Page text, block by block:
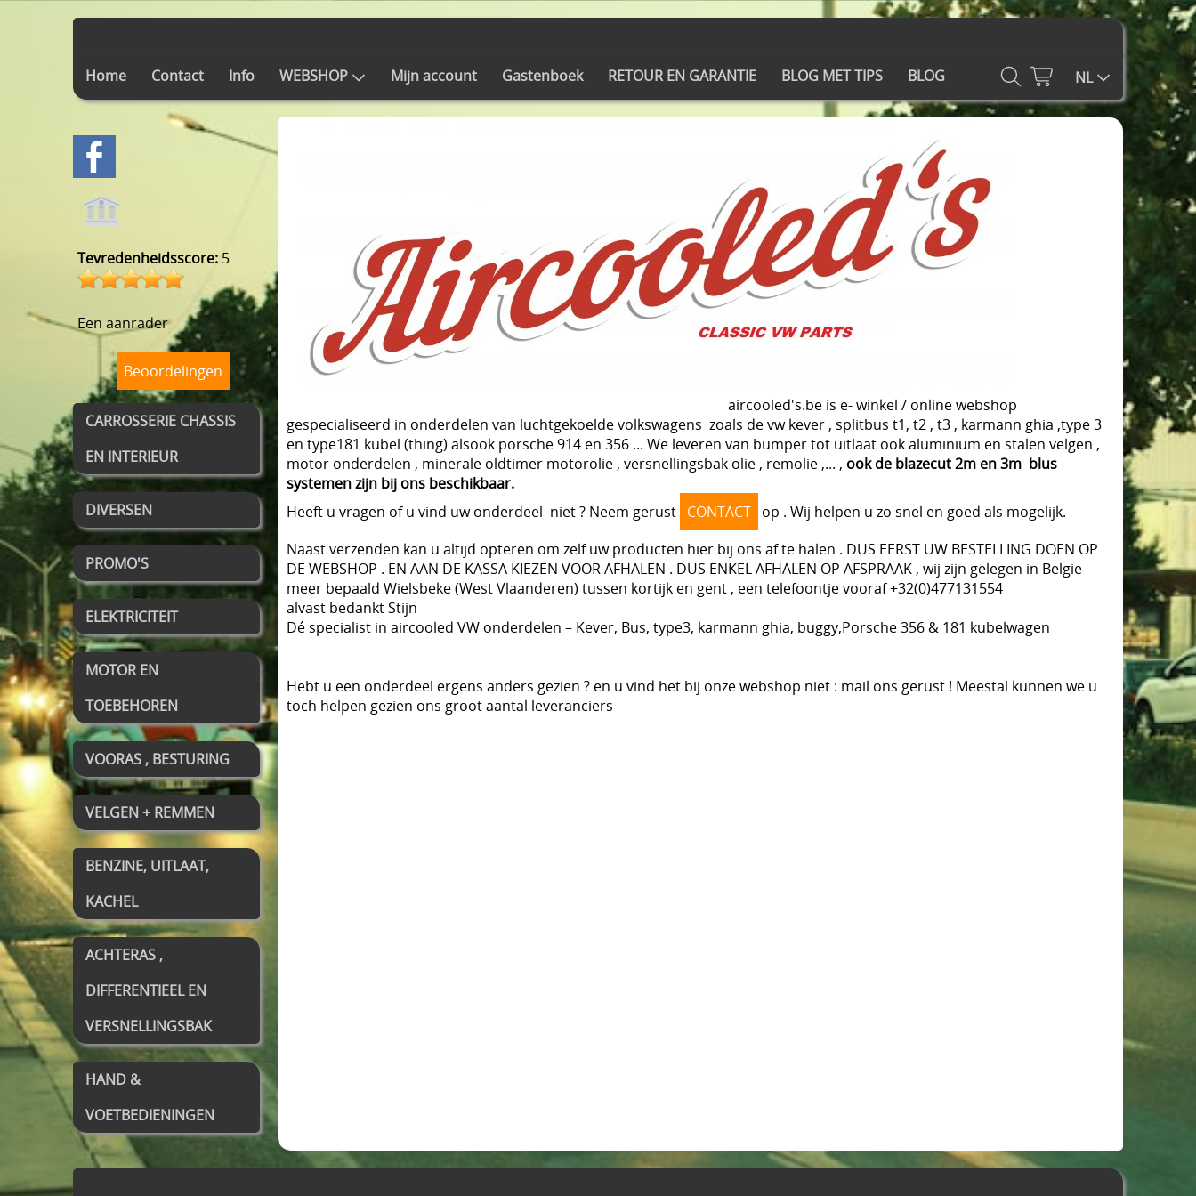
Home Contact Info WEBSHOP Mijn account Gastenboek RETOUR EN GARANTIE BLOG MET TIPS BLOG NL
Tevredenheidsscore: 5
Een aanrader
Beoordelingen
CARROSSERIE CHASSIS
EN INTERIEUR
DIVERSEN
PROMO'S
ELEKTRICITEIT
MOTOR EN
TOEBEHOREN
VOORAS , BESTURING
VELGEN + REMMEN
BENZINE, UITLAAT,
KACHEL
ACHTERAS ,
DIFFERENTIEEL EN
VERSNELLINGSBAK
HAND &
VOETBEDIENINGEN
aircooled's.be is e-winkel / online webshop
gespecialiseerd in onderdelen van luchtgekoelde volkswagens zoals de vw kever , splitbus t1, t2 , t3 , karmann ghia ,type 3
en type181 kubel (thing) alsook porsche 914 en 356 ... We leveren van bumper tot uitlaat ook aluminium en stalen velgen ,
motor onderdelen , minerale oldtimer motorolie , versnellingsbak olie , remolie ,... , ook de blazecut 2m en 3m blus
systemen zijn bij ons beschikbaar.
Heeft u vragen of u vind uw onderdeel niet ? Neem gerust CONTACT op . Wij helpen u zo snel en goed als mogelijk.
Naast verzenden kan u altijd opteren om zelf uw producten hier bij ons af te halen . DUS EERST UW BESTELLING DOEN OP
DE WEBSHOP . EN AAN DE KASSA KIEZEN VOOR AFHALEN . DUS ENKEL AFHALEN OP AFSPRAAK , wij zijn gelegen in Belgie
meer bepaald Wielsbeke (West Vlaanderen) tussen kortijk en gent , een telefoontje vooraf +32(0)477131554
alvast bedankt Stijn
Dé specialist in aircooled VW onderdelen – Kever, Bus, type3, karmann ghia, buggy,Porsche 356 & 181 kubelwagen
Hebt u een onderdeel ergens anders gezien ? en u vind het bij onze webshop niet : mail ons gerust ! Meestal kunnen we u
toch helpen gezien ons groot aantal leveranciers